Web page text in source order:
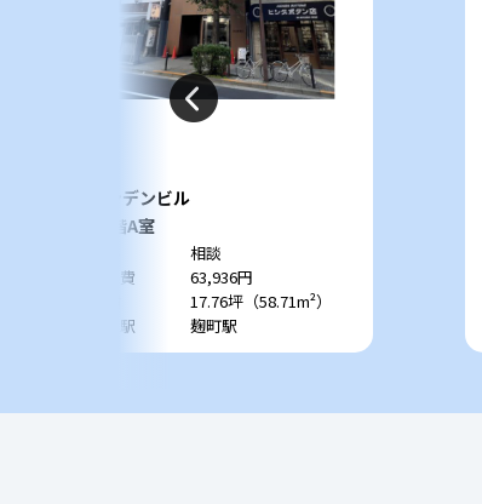
サンデンビル
B1階A室
相談
共益費
63,936円
17.76坪（58.71m²）
最寄駅
麹町駅